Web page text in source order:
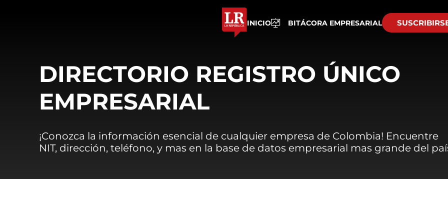
INICIO BITÁCORA EMPRESARIAL
DIRECTORIO REGISTRO ÚNICO
EMPRESARIAL
¡Conozca la información esencial de cualquier empresa de Colombia! Encuentre
NIT, dirección, teléfono, y mas en la base de datos empresarial mas grande del